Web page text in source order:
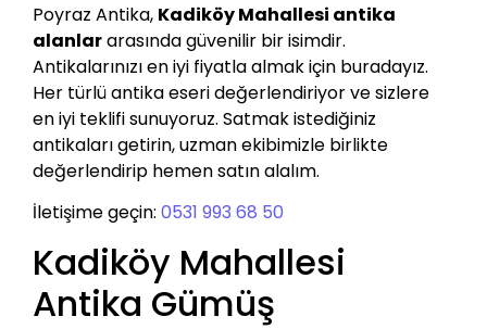
Poyraz Antika, Kadiköy Mahallesi antika
alanlararasında güvenilir bir isimdir.
Antikalarınızı en iyi fiyatla almak için buradayız.
Her türlü antika eseri değerlendiriyor ve sizlere
en iyi teklifi sunuyoruz. Satmak istediğiniz
antikaları getirin, uzman ekibimizle birlikte
değerlendirip hemen satın alalım.
İletişime geçin: 0531 993 68 50
Kadiköy Mahallesi
Antika Gümüş